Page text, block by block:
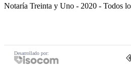
Notaría Treinta y Uno - 2020 - Todos